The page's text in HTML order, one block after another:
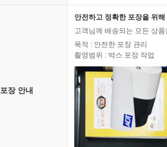
포장 안내
안전하고 정확한 포장을 위
고객님께 배송되는 모든 상
목적 : 안전한 포장 관리
촬영범위 : 박스 포장 작업